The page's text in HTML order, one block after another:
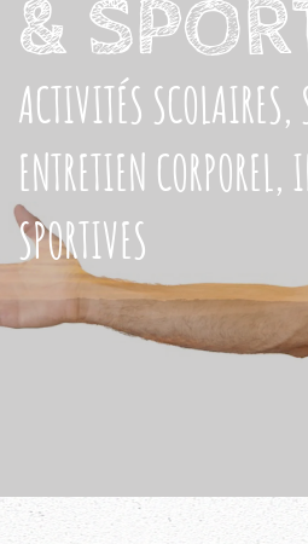
&
ACTIVITÉS
ENTRETIEN
SPORTIVES